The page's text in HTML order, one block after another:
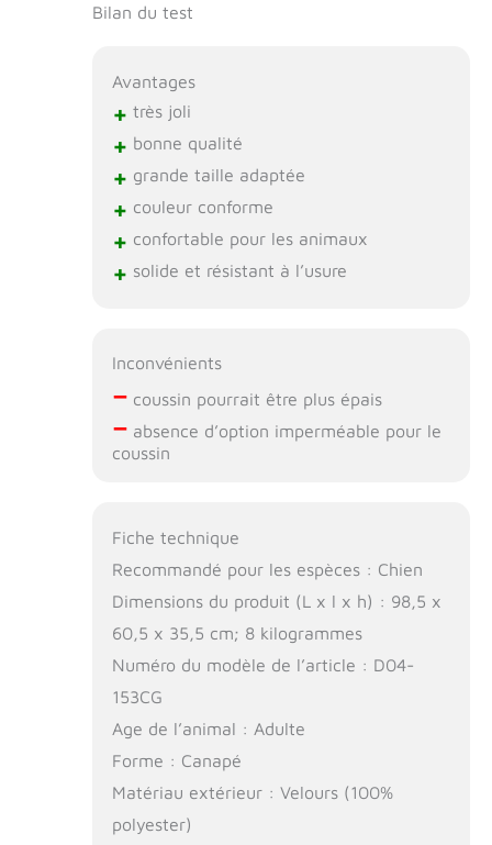
Bilan du test
Avantages
+ très joli
+ bonne qualité
+ grande taille adaptée
+ couleur conforme
+ confortable pour les animaux
+ solide et résistant à l’usure
Inconvénients
–coussin pourrait être plus épais
–absence d’option imperméable pour le
coussin
Fiche technique
Recommandé pour les espèces : Chien
Dimensions du produit (L x l x h) : 98,5 x
60,5 x 35,5 cm; 8 kilogrammes
Numéro du modèle de l’article : D04-
153CG
Age de l’animal : Adulte
Forme : Canapé
Matériau extérieur : Velours (100%
polyester)